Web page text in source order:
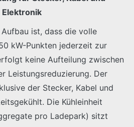
Elektronik
ist, dass die volle
kW-Punkten jederzeit zur
keine Aufteilung zwischen
Leistungsreduzierung. Der
der Stecker, Kabel und
Die Kühleinheit
pro Ladepark) sitzt